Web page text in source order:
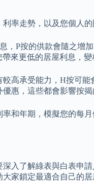
率走勢，以及您個人的
，P按的供款會隨之
來更低的居屋利息，
高承受能力，H按可
惠，這些都會影響按揭
和年期，模擬您的每
入了解綠表與白表申
家鎖定最適合自己的居